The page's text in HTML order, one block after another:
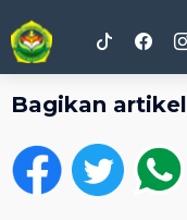
Bagikan artikel